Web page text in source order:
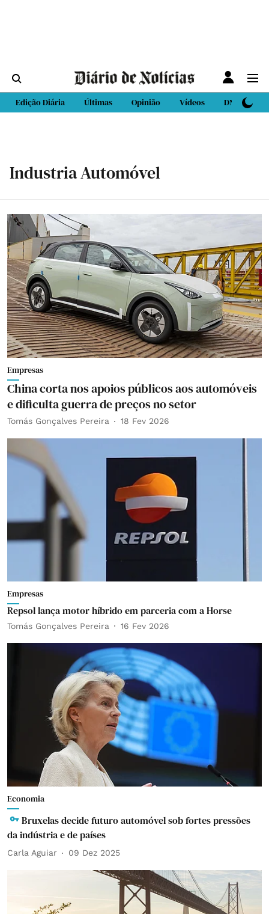
Edição Diária Últimas Opinião Vídeos DN Sport
Industria Automóvel
Empresas
China corta nos apoios públicos aos automóveis
e dificulta guerra de preços no setor
Tomás Gonçalves Pereira 18 Fev 2026
Empresas
Repsol lança motor híbrido em parceria com a Horse
Tomás Gonçalves Pereira 16 Fev 2026
Economia
Bruxelas decide futuro automóvel sob fortes pressões
da indústria e de países
Carla Aguiar 09 Dez 2025